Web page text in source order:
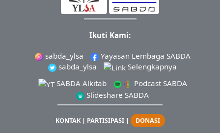
Ikuti Kami:
sabda_ylsa
Yayasan Lembaga SABDA
sabda_ylsa
Selengkapnya
SABDA Alkitab
Podcast SABDA
Slideshare SABDA
KONTAK| PARTISIPASI| DONASI